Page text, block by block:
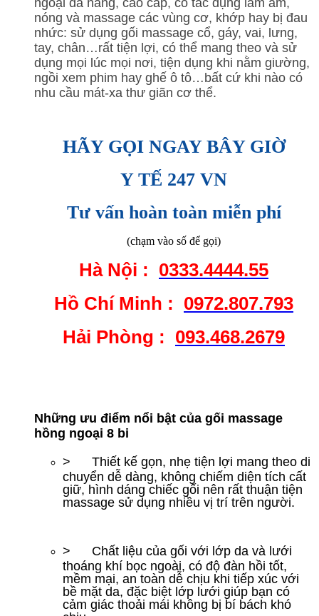
nóng và massage các vùng cơ, khớp hay bị đau
nhức: sử dụng gối massage cổ, gáy, vai, lưng,
tay, chân…rất tiện lợi, có thể mang theo và sử
dụng mọi lúc mọi nơi, tiện dụng khi nằm giường,
ngồi xem phim hay ghế ô tô…bất cứ khi nào có
nhu cầu mát-xa thư giãn cơ thể.
HÃY GỌI NGAY BÂY GIỜ
Y TẾ 247 VN
Tư vấn hoàn toàn miễn phí
(chạm vào số để gọi)
Hà Nội : 0333.4444.55
Hồ Chí Minh : 0972.807.793
Hải Phòng : 093.468.2679
Những ưu điểm nổi bật của gối massage
hồng ngoại 8 bi
> Thiết kế gọn, nhẹ tiện lợi mang theo di
chuyển dễ dàng, không chiếm diện tích cất
giữ, hình dáng chiếc gối nên rất thuận tiện
massage sử dụng nhiều vị trí trên người.
> Chất liệu của gối với lớp da và lưới
thoáng khí bọc ngoài, có độ đàn hồi tốt,
mềm mại, an toàn dễ chịu khi tiếp xúc với
bề mặt da, đặc biệt lớp lưới giúp bạn có
cảm giác thoải mái không bị bí bách khó